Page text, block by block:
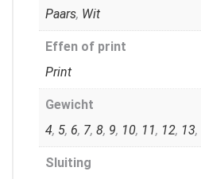
Paars, Wit
Effen of print
Print
Gewicht
4, 5, 6, 7, 8, 9, 10, 11, 12, 13,
Sluiting